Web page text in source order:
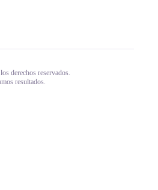
derechos reservados.
resultados.